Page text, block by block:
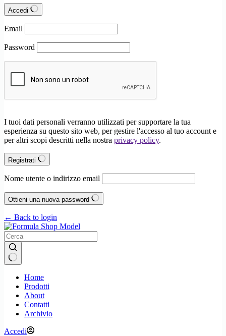
Accedi
Email
Password
I tuoi dati personali verranno utilizzati per supportare la tua
esperienza su questo sito web, per gestire l'accesso al tuo account e
per altri scopi descritti nella nostra privacy policy.
Registrati
Nome utente o indirizzo email
Ottieni una nuova password
← Back to login
risultatoHome
Prodotti
About
Contatti
Archivio
Accedi